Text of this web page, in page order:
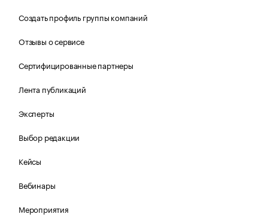
Создать профиль группы компаний
Отзывы о сервисе
Сертифицированные партнеры
Лента публикаций
Эксперты
Выбор редакции
Кейсы
Вебинары
Мероприятия